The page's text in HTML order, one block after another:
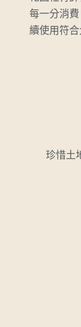
每一分消
續使用符
珍惜土